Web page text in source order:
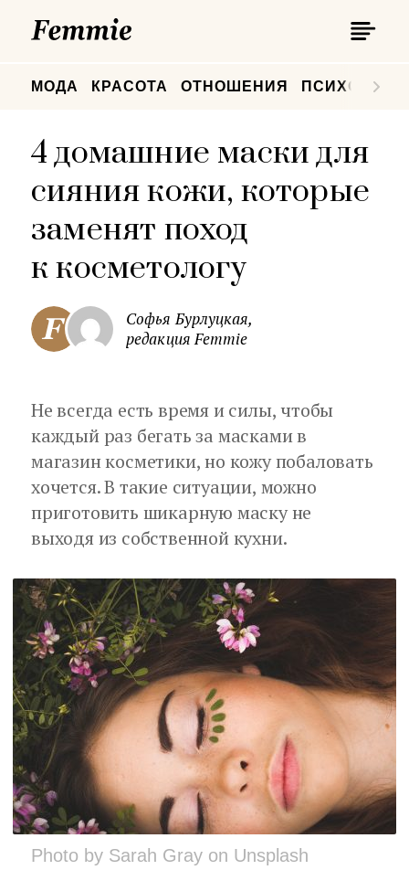
МОДА КРАСОТА ОТНОШЕНИЯ
4 домашние маски для
сияния кожи, которые
заменят поход
к косметологу
Софья Бурлуцкая,
редакция Femmie
Не всегда есть время и силы, чтобы
каждый раз бегать за масками в
магазин косметики, но кожу побаловать
хочется. В такие ситуации, можно
приготовить шикарную маску не
выходя из собственной кухни.
Photo by Sarah Gray on Unsplash